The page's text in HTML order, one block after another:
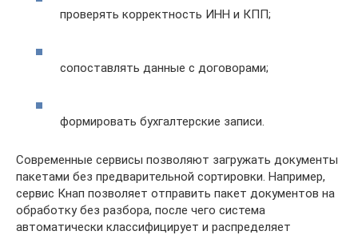
проверять корректность ИНН и КПП;
сопоставлять данные с договорами;
формировать бухгалтерские записи.
Современные сервисы позволяют загружать документы
пакетами без предварительной сортировки. Например,
сервис Кнап позволяет отправить пакет документов на
обработку без разбора, после чего система
автоматически классифицирует и распределяет